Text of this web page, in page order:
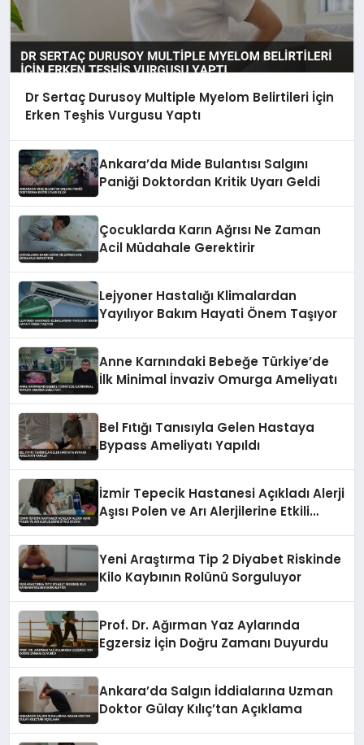
Dr Sertaç Durusoy Multiple Myelom Belirtileri İçin
Erken Teşhis Vurgusu Yaptı
Ankara’da Mide Bulantısı Salgını
Paniği Doktordan Kritik Uyarı Geldi
Çocuklarda Karın Ağrısı Ne Zaman
Acil Müdahale Gerektirir
Lejyoner Hastalığı Klimalardan
Yayılıyor Bakım Hayati Önem Taşıyor
Anne Karnındaki Bebeğe Türkiye’de
İlk Minimal İnvaziv Omurga Ameliyatı
Bel Fıtığı Tanısıyla Gelen Hastaya
Bypass Ameliyatı Yapıldı
İzmir Tepecik Hastanesi Açıkladı Alerji
Aşısı Polen ve Arı Alerjilerine Etkili
Yeni Araştırma Tip 2 Diyabet Riskinde
Kilo Kaybının Rolünü Sorguluyor
Prof. Dr. Ağırman Yaz Aylarında
Egzersiz İçin Doğru Zamanı Duyurdu
Ankara’da Salgın İddialarına Uzman
Doktor Gülay Kılıç’tan Açıklama